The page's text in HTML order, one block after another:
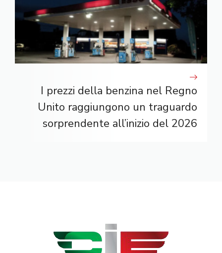
I prezzi della benzina nel Regno
Unito raggiungono un traguardo
sorprendente all’inizio del 2026